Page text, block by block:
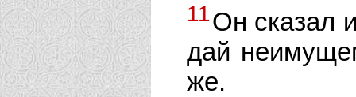
11Он сказал
дай
же.